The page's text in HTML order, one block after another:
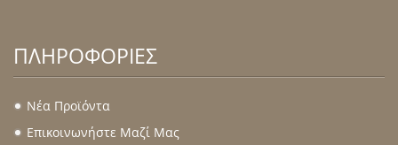
ΠΛΗΡΟΦΟΡΊΕΣ
. Νέα Προϊόντα
. Επικοινωνήστε Μαζί Μας